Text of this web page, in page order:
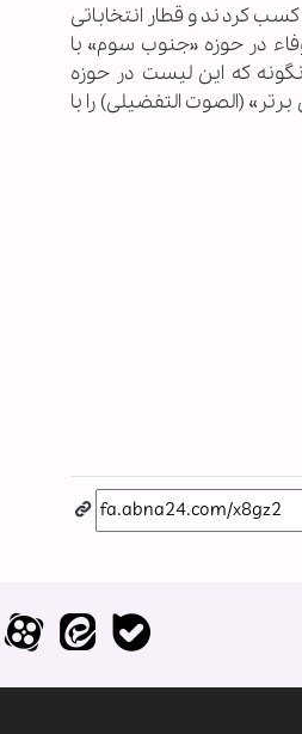
کردند و قطار انتخاباتی
در حوزه «جنوب سوم» با
که این لیست در حوزه
پارلمان «رأی برتر» (الصوت التفضیلی) را با